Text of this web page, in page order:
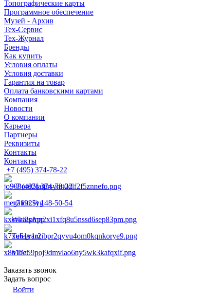
Топографические карты
Программное обеспечение
Музей - Архив
Tex-Сервис
Тех-Журнал
Бренды
Как купить
Условия оплаты
Условия доставки
Гарантия на товар
Оплата банковскими картами
Компания
Новости
О компании
Карьера
Партнеры
Реквизиты
Контакты
Контакты
+7 (495) 374-78-22
+7 (495) 374-78-22
+7 (925) 148-50-54
WhatsApp
Telegram
Viber
Заказать звонок
Задать вопрос
Войти